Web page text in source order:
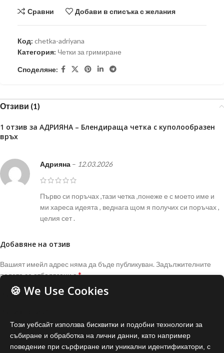
Сравни Добави в списъка с желания
Код: chetka-adriyana
Категория: Четки за гримиране
Споделяне:
Отзиви (1)
1 отзив за АДРИЯНА – Блендираща четка с куполообразен
връх
Адрияна – 12.03.2026
Първо си поръчах ,тази четка ,понеже е с моето име и
ми хареса идеята , веднага щом я получих си поръчах ,
целия сет .
Добавяне на отзив
Вашият имейл адрес няма да бъде публикуван.Задължителните
полета са отбелязани с*
Вашата оценка*
🍪 We Use Cookies
Този уебсайт използва бисквитки и подобни технологии за
събиране и обработка на лични данни, като например
поведение при сърфиране или уникални идентификатори, с